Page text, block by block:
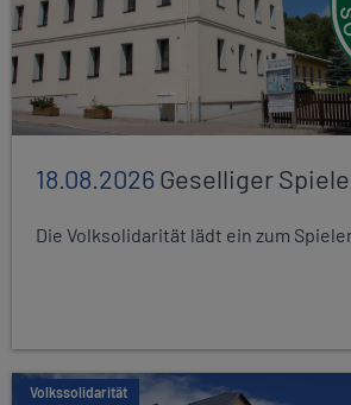
18.08.2026Geselliger
Die Volksolidarität lädt ein zum
Volkssolidarität